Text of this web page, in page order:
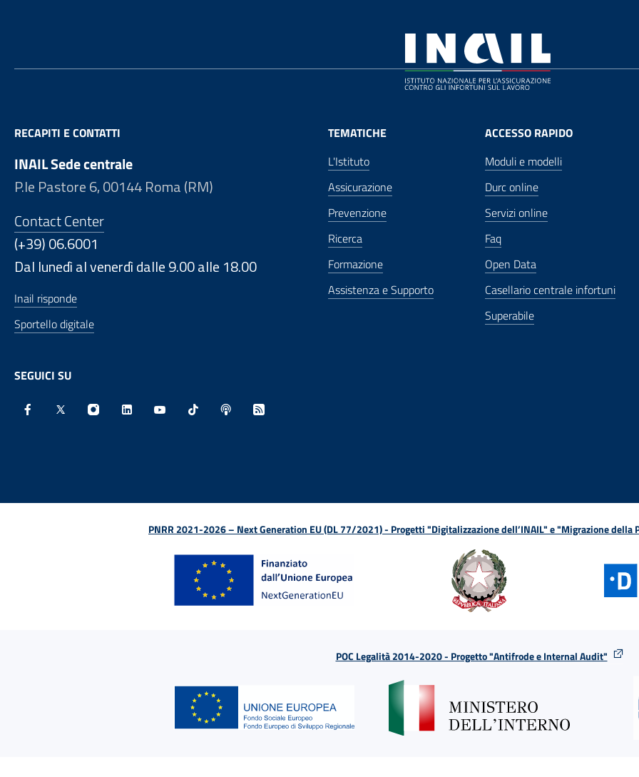
RECAPITI E CONTATTI
INAIL Sede centrale
P.le Pastore 6, 00144 Roma (RM)
Contact Center
(+39) 06.6001
Dal lunedì al venerdì dalle 9.00 alle 18.00
Inail risponde
Sportello digitale
SEGUICI SU
TEMATICHE
L'Istituto
Assicurazione
Prevenzione
Ricerca
Formazione
Assistenza e Supporto
ACCESSO RAPIDO
Moduli e modelli
Durc online
Servizi online
Faq
Open Data
Casellario centrale infortuni
Superabile
PNRR 2021-2026 – Next Generation EU (DL 77/2021) - Progetti "Digitalizzazione dell’INAIL" e "Migrazione della
POC Legalità 2014-2020 - Progetto "Antifrode e Internal Audit"